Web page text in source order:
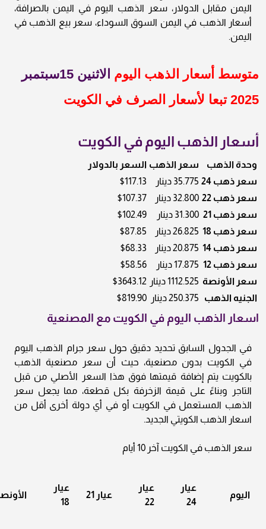
اليمن مقابل الدولار، سعر الذهب اليوم في اليمن بالصرافة،
أسعار الذهب في اليمن السوق السوداء، سعر بيع الذهب في
اليمن.
متوسط أسعار الذهب اليوم الاثنين 15سبتمبر
2025 تبعا لأسعار الصرف في الكويت
أسعار الذهب اليوم في الكويت
وحدة الذهب سعر الذهب السعر بالدولار
سعر ذهب 24
35.775 دينار
$117.13
سعر ذهب 22
32.800 دينار
$107.37
سعر ذهب 21
31.300 دينار
$102.49
سعر ذهب 18
26.825 دينار
$87.85
سعر ذهب 14
20.875 دينار
$68.33
سعر ذهب 12
17.875 دينار
$58.56
سعر الأونصة 1112.525 دينار
$3643.12
الجنيه الذهب
250.375 دينار $819.90
اسعار الذهب اليوم في الكويت مع المصنعية
في الجدول السابق تحديد دقيق حول سعر جرام الذهب اليوم
في الكويت بدون مصنعية، حيث أن سعر مصنعية الذهب
بالكويت يتم إضافة قيمتها فوق هذا السعر الأصلي من قبل
التاجر وبناءً على قيمة الزخرفة بكل قطعة، مما يجعل سعر
الذهب المستعمل في الكويت أو في أي دولة أخرى أقل من
اسعار الذهب الكويتي الجديد.
سعر الذهب في الكويت آخر 10 أيام
اليوم
عيار
24
عيار
22
عيار 21
عيار
18